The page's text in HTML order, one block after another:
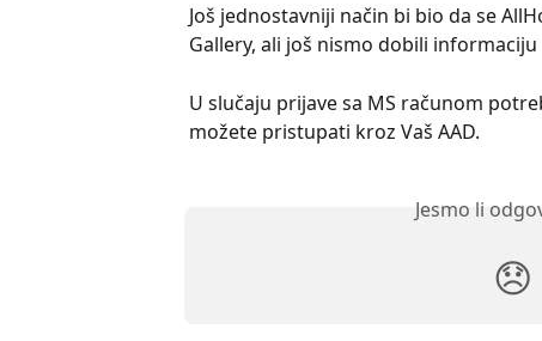
Još jednostavniji način bi bio da se
Gallery, ali još nismo dobili
U slučaju prijave sa MS računom
možete pristupati kroz Vaš AAD.
Jesmo li
😞